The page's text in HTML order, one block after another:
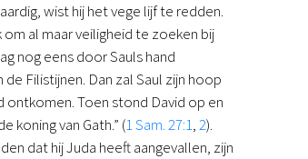
wist hij het vege lijf te redden.
al maar veiligheid te zoeken bij
nog eens door Sauls hand
Filistijnen. Dan zal Saul zijn hoop
ontkomen. Toen stond David op en
koning van Gath.” (1 Sam. 27:1,2).
dat hij Juda heeft aangevallen, zijn